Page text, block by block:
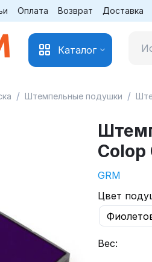
Оплата Возврат Доставка
Каталог
/ Штемпельные подушки /
Colop
GRM
Цвет
Вес: